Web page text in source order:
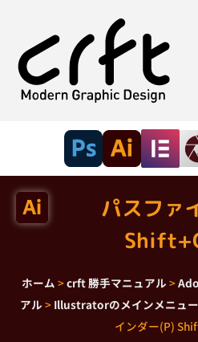
パスファ
ホーム >crft 勝手マニュアル >
アル > Illustratorのメインメニュー
インダー(P)